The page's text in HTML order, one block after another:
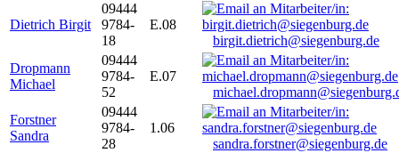
Dietrich Birgit
09444
9784-
18
E.08
birgit.dietrich@siegenburg.de
Dropmann
Michael
09444
9784-
52
E.07
Forstner
Sandra
09444
9784-
28
1.06
sandra.forstner@siegenburg.de